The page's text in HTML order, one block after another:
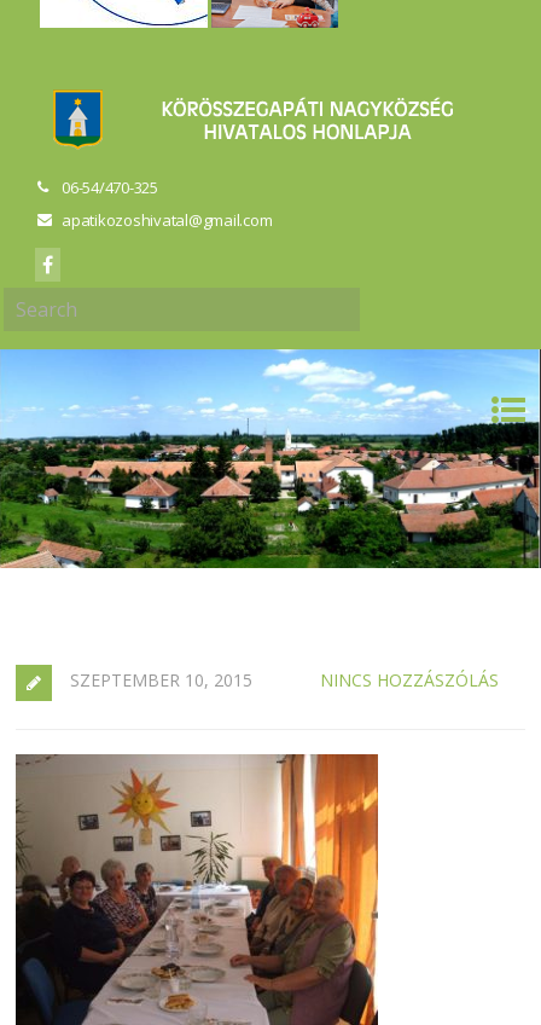
06-54/470-325
apatikozoshivatal@gmail.com
SZEPTEMBER 10, 2015 NINCS HOZZÁSZÓLÁS